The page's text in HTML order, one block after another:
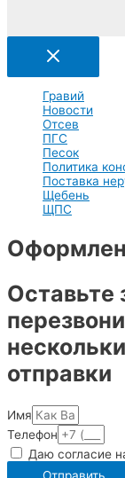
Гравий
Новости
Отсев
ПГС
Песок
Политика
Поставка
Щебень
ЩПС
Оставьте
отправки
Имя
Телефон
Даю согласие
Отправить